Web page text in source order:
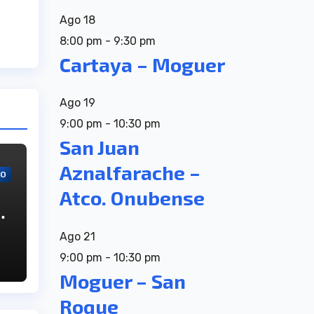
Ago 18
8:00 pm - 9:30 pm
Cartaya – Moguer
Ago 19
9:00 pm - 10:30 pm
San Juan
Aznalfarache –
Atco. Onubense
Ago 21
9:00 pm - 10:30 pm
Moguer – San
Roque